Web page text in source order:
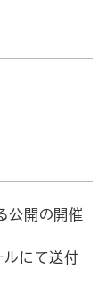
公開の開催
ルにて送付